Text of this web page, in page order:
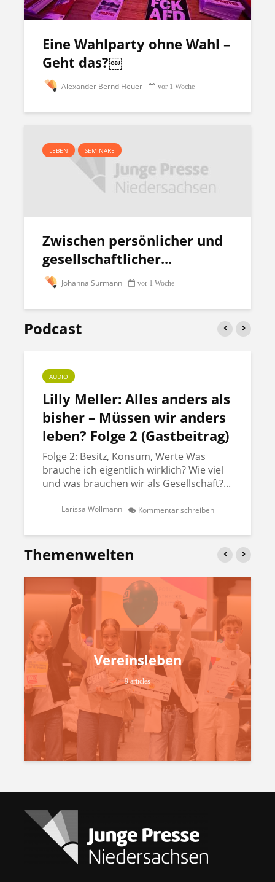
Eine Wahlparty ohne Wahl –
Geht das?￼
Alexander Bernd Heuer vor 1 Woche
LEBEN SEMINARE
Zwischen persönlicher und
gesellschaftlicher...
Johanna Surmann vor 1 Woche
Podcast
AUDIO
Lilly Meller: Alles anders als
bisher – Müssen wir anders
leben? Folge 2 (Gastbeitrag)
Folge 2: Besitz, Konsum, Werte Was
brauche ich eigentlich wirklich? Wie viel
und was brauchen wir als Gesellschaft?...
Larissa Wollmann Kommentar schreiben
Themenwelten
Vereinsleben
9 articles